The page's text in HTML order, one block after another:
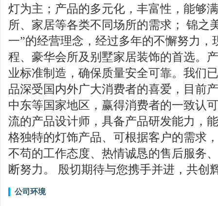
灯为主；产品的多元化，丰富性，能够
所、家居等各类不同场所的需求； 锦之
一”的经营理念，经过多年的不懈努力，
程、豪华会所及别墅家居装饰的首选。
业标准制造，确保质量安全可靠。我们
品深受国内外广大消费者的喜爱，目前
中东等国家地区，赢得消费者的一致认
流的产品设计师，具备产品研发能力，
格独特的灯饰产品、可根据客户的需求
不苟的工作态度、热情诚恳的售后服务
断努力。 殷切期待与您携手并进，共创
公司环境